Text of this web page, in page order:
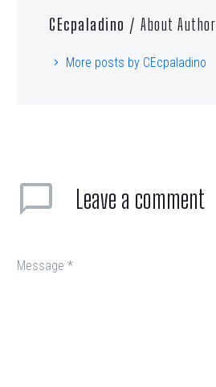
CEcpaladino / About Author
More posts by CEcpaladino
Leave a comment